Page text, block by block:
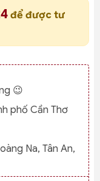
để được tư
😉
phố Cần Thơ
Na, Tân An,